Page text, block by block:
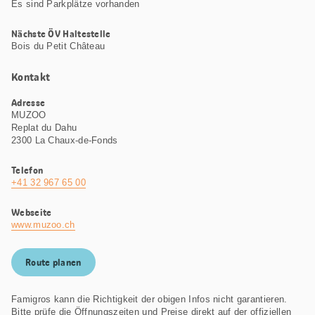
Es sind Parkplätze vorhanden
Nächste ÖV Haltestelle
Bois du Petit Château
Kontakt
Adresse
MUZOO
Replat du Dahu
2300 La Chaux-de-Fonds
Telefon
+41 32 967 65 00
Webseite
www.muzoo.ch
Route planen
Famigros kann die Richtigkeit der obigen Infos nicht garantieren.
Bitte prüfe die Öffnungszeiten und Preise direkt auf der offiziellen